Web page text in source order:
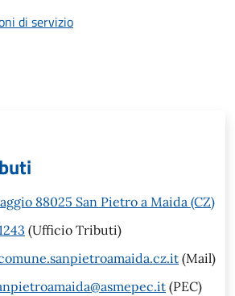
di servizio
88025 San Pietro a Maida (CZ)
(Ufficio Tributi)
(Mail)
(PEC)